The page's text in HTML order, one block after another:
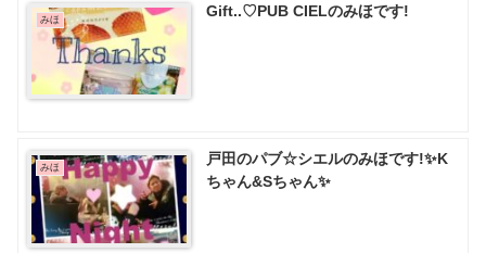
みほ Gift..♡ PUB CIELのみほです!
みほ
戸田のパブ☆シエルのみほです!✨K
ちゃん&Sちゃん✨